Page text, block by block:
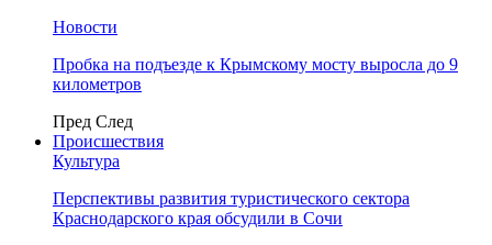
Новости
Пробка на подъезде к Крымскому мосту выросла до 9
километров
Пред След
Происшествия
Культура
Перспективы развития туристического сектора
Краснодарского края обсудили в Сочи